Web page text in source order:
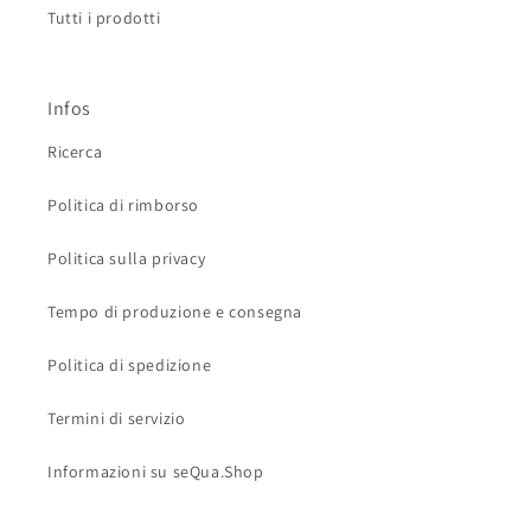
Tutti i prodotti
Infos
Ricerca
Politica di rimborso
Politica sulla privacy
Tempo di produzione e consegna
Politica di spedizione
Termini di servizio
Informazioni su seQua.Shop